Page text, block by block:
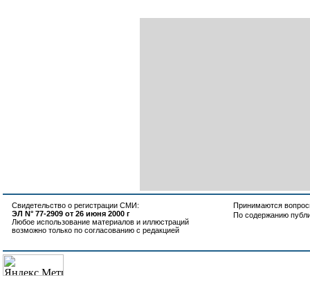
Свидетельство о регистрации СМИ:
ЭЛ N° 77-2909 от 26 июня 2000 г
Любое использование материалов и иллюстраций
возможно только по согласованию с редакцией
Принимаются
По содержанию